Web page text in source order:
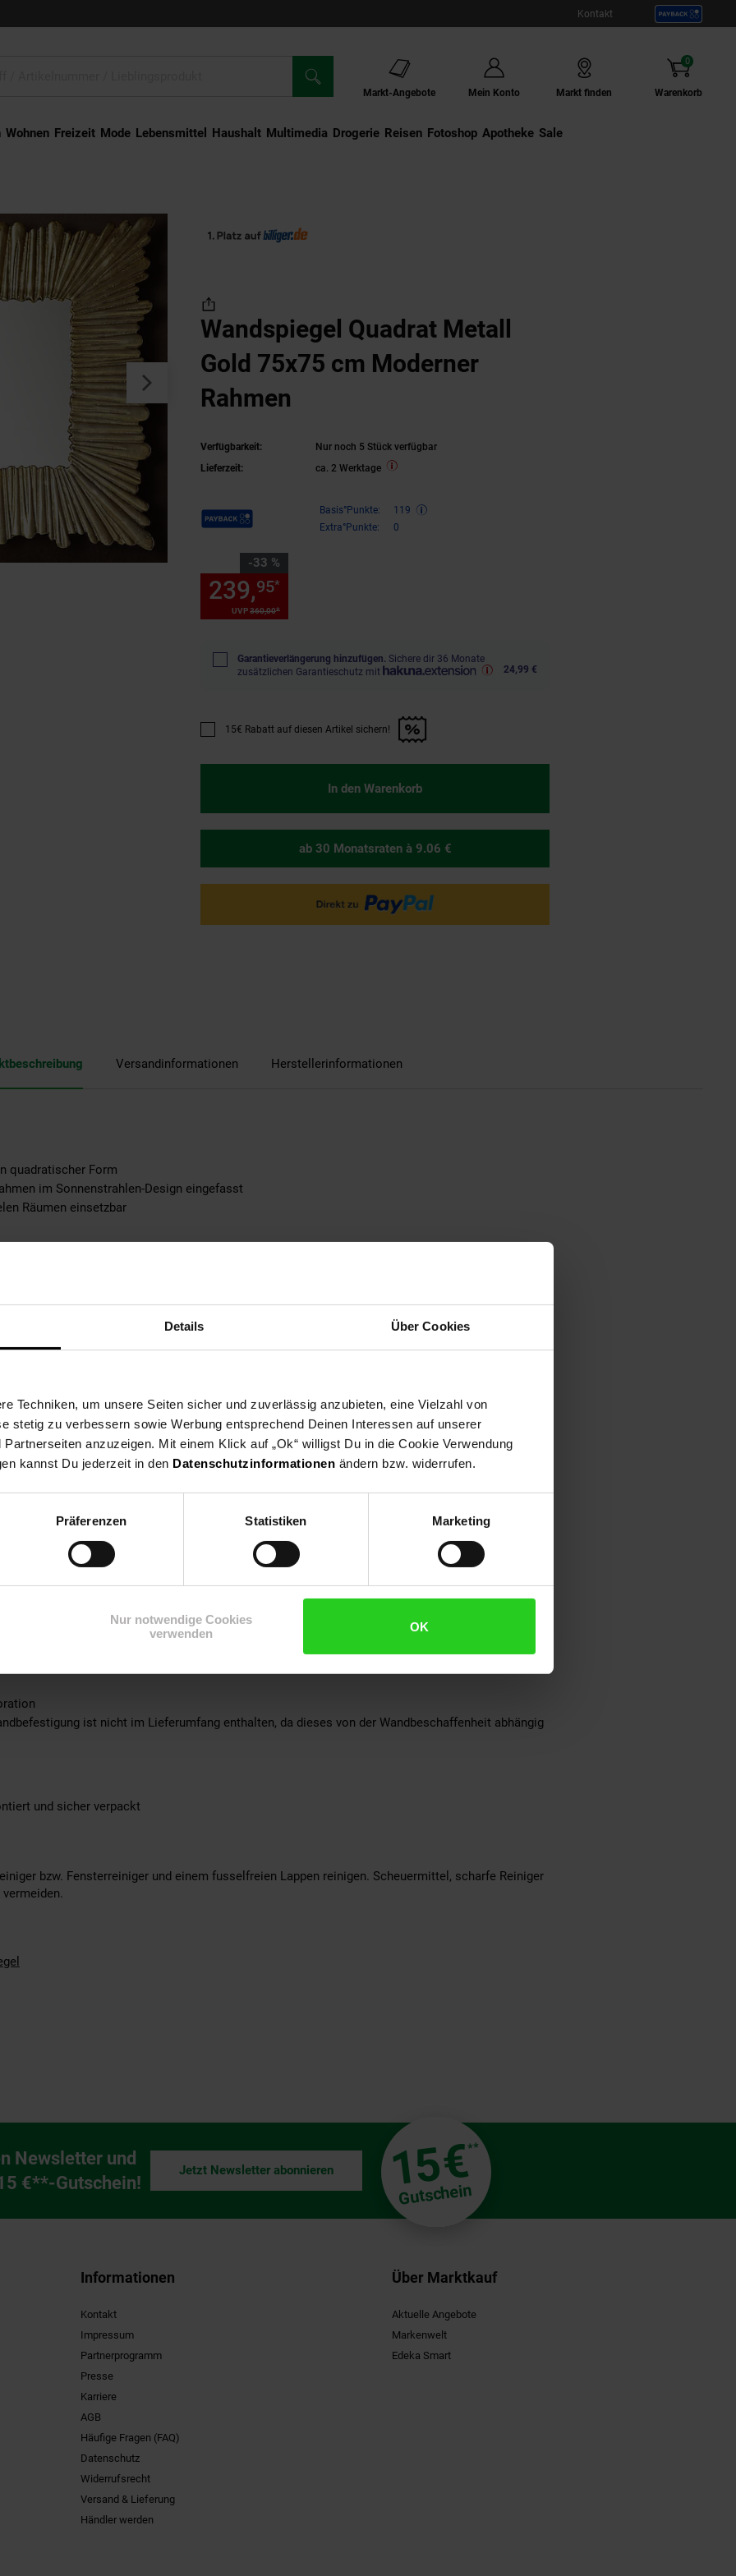
Details Über Cookies
Techniken, um unsere Seiten sicher und zuverlässig anzubieten, eine Vielzahl von
stetig zu verbessern sowie Werbung entsprechend Deinen Interessen auf unserer
anzuzeigen. Mit einem Klick auf „Ok“ willigst Du in die Cookie Verwendung
kannst Du jederzeit in den Datenschutzinformationen ändern bzw. widerrufen.
Präferenzen Statistiken Marketing
Nur notwendige Cookies
verwenden
OK
Kontakt
Markt-Angebote Mein Konto Markt finden Warenkorb
0
Artikel
Wohnen Freizeit Mode Lebensmittel Haushalt Multimedia Drogerie Externer Link:
Reisen Externer Link:
Fotoshop Externer Link:
Apotheke Sale
Wandspiegel Quadrat Metall
Gold 75x75 cm Moderner
Rahmen
Verfügbarkeit:
Nur noch 5 Stück verfügbar
Lieferzeit:
ca. 2 Werktage
Payback Punkte Basis°Punkte:
119
Extra°Punkte:
0
-33 %
Sie Sparen 33 Prozent,
UVP360,00*
239,95*
Garantieverlängerung hinzufügen. Sichere dir 36 Monate
zusätzlichen Garantieschutz mit
24,99 €
Promotion "15€ Rabatt auf diesen Artikel sichern!" anwenden
15€ Rabatt auf diesen Artikel sichern!
In den Warenkorb
ab 30 Monatsraten à 9.06 €
Versandinformationen Herstellerinformationen
quadratischer Form
im Sonnenstrahlen-Design eingefasst
Räumen einsetzbar
Du im Maßbild
durch das lineare Muster
des Spiegels dienen als Vorrichtung zur Wandmontage
ist nicht im Lieferumfang enthalten, da dieses von der Wandbeschaffenheit abhängig
und sicher verpackt
bzw. Fensterreiniger und einem fusselfreien Lappen reinigen. Scheuermittel, scharfe Reiniger
Newsletter und
€**-Gutschein!
15€**
Gutschein
Jetzt Newsletter abonnieren
Informationen
Kontakt
Impressum
Partnerprogramm
Presse
Karriere
AGB
Häufige Fragen (FAQ)
Datenschutz
Widerrufsrecht
Versand & Lieferung
Händler werden
Über Marktkauf
Aktuelle Angebote
Markenwelt
Edeka Smart